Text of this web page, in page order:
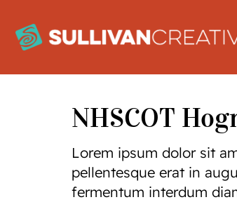
NHSCOT
Lorem ipsum dolor sit
pellentesque erat in
fermentum interdum